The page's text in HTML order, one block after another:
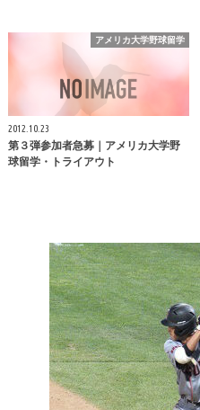
アメリカ大学野球留学
2012.10.23
第３弾参加者急募｜アメリカ大学野
球留学・トライアウト